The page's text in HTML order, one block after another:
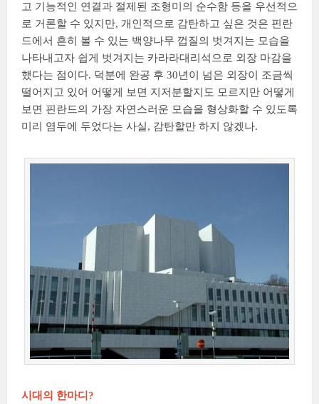
고 기능적인 연결과 절제된 조형미의 순수함 등을 우선적으
로 거론할 수 있지만, 개인적으로 감탄하고 싶은 것은 핀란
드에서 흔히 볼 수 있는 백양나무 껍질의 벗겨지는 모습을
나타내고자 쉽게 벗겨지는 카라라대리석으로 외장 마감을
했다는 점이다. 덕분에 완공 후 30년이 넘은 외장이 조금씩
떨어지고 있어 어떻게 보면 지저분할지도 모르지만 어떻게
보면 핀란드의 가장 자연스러운 모습을 형상화할 수 있도록
미리 염두에 두었다는 사실, 감탄할만 하지 않겠나.
시대의 한마디?